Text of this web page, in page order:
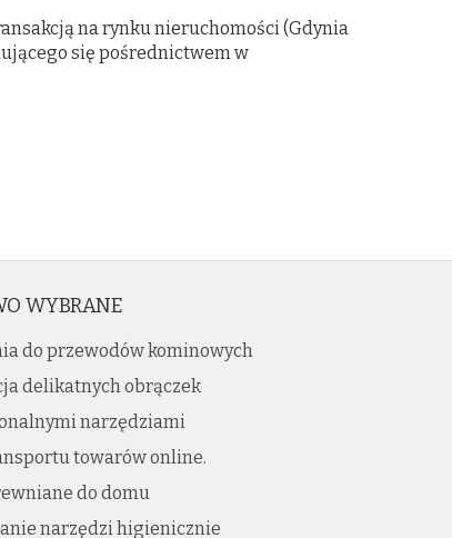
na rynku nieruchomości (Gdynia
się pośrednictwem w
WYBRANE
do przewodów kominowych
delikatnych obrączek
narzędziami
towarów online.
do domu
narzędzi higienicznie